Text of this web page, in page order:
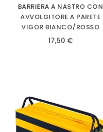
BARRIERA A NASTRO CON
AVVOLGITORE A PARETE
VIGOR BIANCO/ROSSO
17,50 €